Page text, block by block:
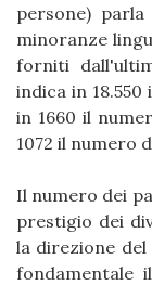
persone)
minoranze
forniti
indica in
in 1660 il
1072 il numero
Il numero dei
prestigio dei
la direzione
fondamentale